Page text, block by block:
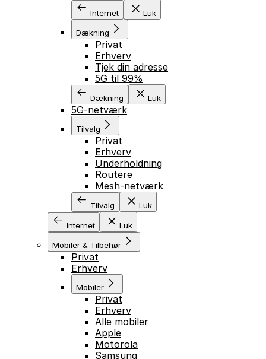
Internet Luk
Dækning
Privat
Erhverv
Tjek din adresse
5G til 99%
Dækning Luk
5G-netværk
Tilvalg
Privat
Erhverv
Underholdning
Routere
Mesh-netværk
Tilvalg Luk
Internet Luk
Mobiler & Tilbehør
Privat
Erhverv
Mobiler
Privat
Erhverv
Alle mobiler
Apple
Motorola
Samsung